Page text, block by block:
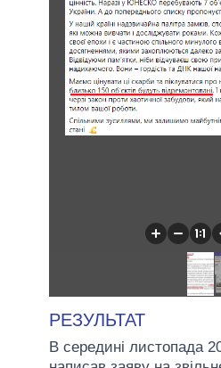
РЕЗУЛЬТАТ
В середині листопада